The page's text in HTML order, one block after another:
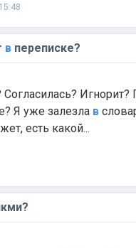
в переписке?
Согласилась? Игнорит?
Я уже залезла в
есть какой...